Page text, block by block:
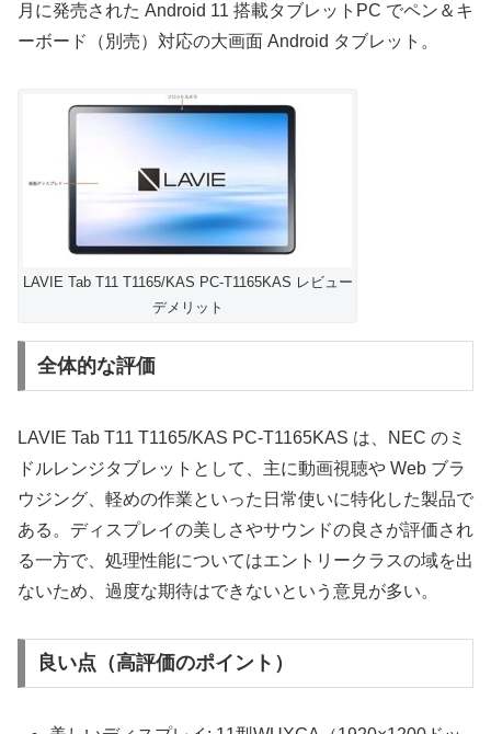
月に発売された Android 11 搭載タブレットPC でペン＆キ
ーボード（別売）対応の大画面 Android タブレット。
LAVIE Tab T11 T1165/KAS PC-T1165KAS レビュー
デメリット
全体的な評価
LAVIE Tab T11 T1165/KAS PC-T1165KAS は、NEC のミ
ドルレンジタブレットとして、主に動画視聴や Web ブラ
ウジング、軽めの作業といった日常使いに特化した製品で
ある。ディスプレイの美しさやサウンドの良さが評価され
る一方で、処理性能についてはエントリークラスの域を出
ないため、過度な期待はできないという意見が多い。
良い点（高評価のポイント）